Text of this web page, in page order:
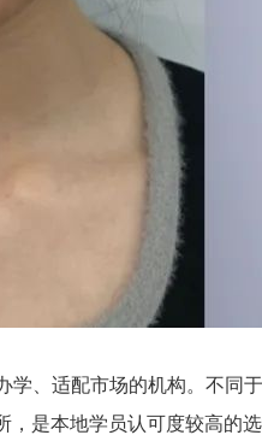
学、适配市场的机构。不同
是本地学员认可度较高的选